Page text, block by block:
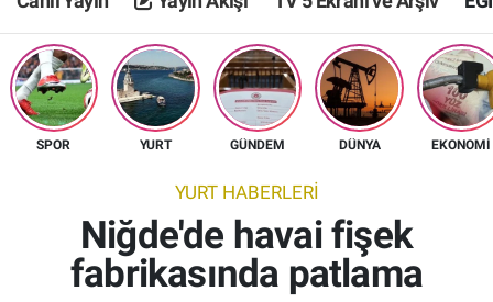
SPOR YURT GÜNDEM DÜNYA EKONOMİ
YURT HABERLERİ
Niğde'de havai fişek
fabrikasında patlama
TV 5 Ekranı ve Arşiv